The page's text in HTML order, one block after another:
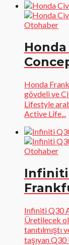
Otohaber
Honda
gövdeli ve
Lifestyle
Active Life...
Otohaber
Infiniti
Infiniti Q30
Üretilecek
tanıtılmıştı
taşıyan Q30